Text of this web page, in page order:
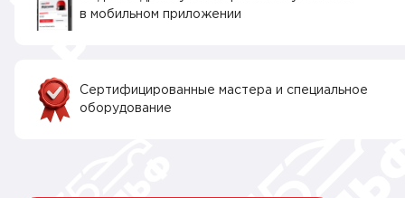
в мобильном приложении
Сертифицированные мастера и специальное
оборудование